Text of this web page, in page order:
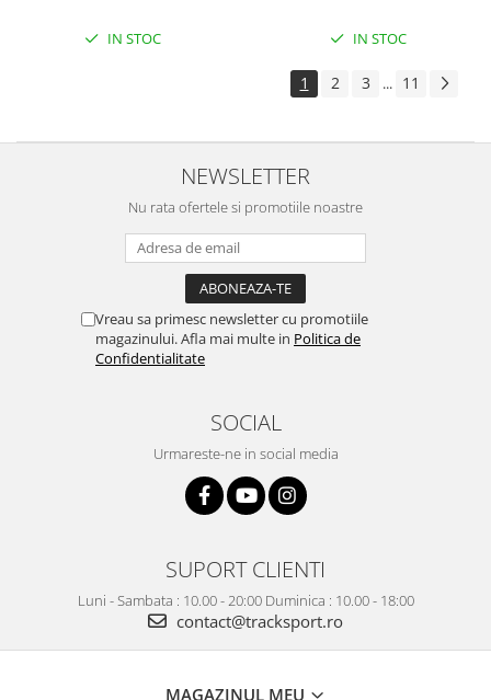
IN STOC IN STOC
1 2 3 ... 11
NEWSLETTER
Nu rata ofertele si promotiile noastre
Vreau sa primesc newsletter cu promotiile
magazinului. Afla mai multe in Politica de
Confidentialitate
SOCIAL
Urmareste-ne in social media
SUPORT CLIENTI
Luni - Sambata : 10.00 - 20:00 Duminica : 10.00 - 18:00
contact@tracksport.ro
MAGAZINUL MEU